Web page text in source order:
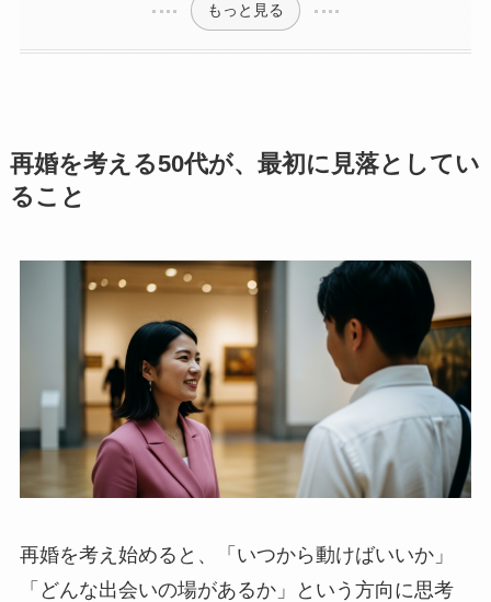
もっと見る
再婚を考える50代が、最初に見落としてい
ること
再婚を考え始めると、「いつから動けばいいか」
「どんな出会いの場があるか」という方向に思考